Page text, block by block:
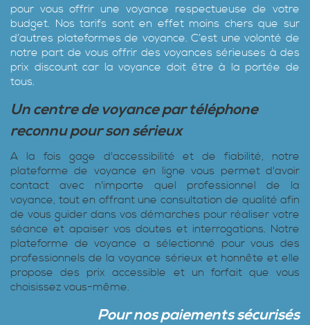
pour vous offrir une voyance respectueuse de votre
budget. Nos tarifs sont en effet moins chers que sur
d’autres plateformes de voyance. C’est une volonté de
notre part de vous offrir des voyances sérieuses à des
prix discount car la voyance doit être à la portée de
tous.
Un centre de voyance par téléphone
reconnu pour son sérieux
A la fois gage d'accessibilité et de fiabilité, notre
plateforme de voyance en ligne vous permet d'avoir
contact avec n'importe quel professionnel de la
voyance, tout en offrant une consultation de qualité afin
de vous guider dans vos démarches pour réaliser votre
séance et apaiser vos doutes et interrogations. Notre
plateforme de voyance a sélectionné pour vous des
professionnels de la voyance sérieux et honnête et elle
propose des prix accessible et un forfait que vous
choisissez vous-même.
Pour nos paiements sécurisés